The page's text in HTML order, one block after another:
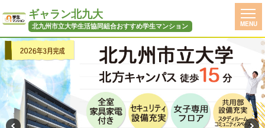
ギャラン北九大
北九州市立大学生活協同組合おすすめ学生マンション MENU